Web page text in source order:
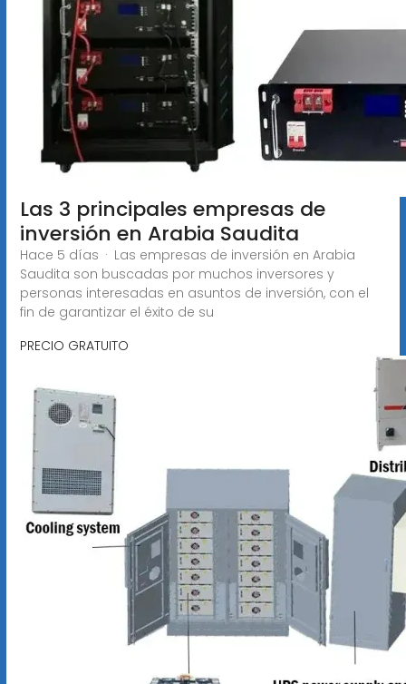
Las 3 principales empresas de
inversión en Arabia Saudita
Hace 5 días · Las empresas de inversión en Arabia
Saudita son buscadas por muchos inversores y
personas interesadas en asuntos de inversión, con el
fin de garantizar el éxito de su
PRECIO GRATUITO